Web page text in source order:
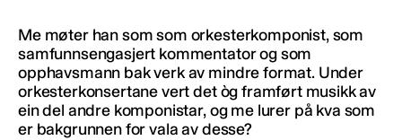
Me møter han som som orkesterkomponist, som
samfunnsengasjert kommentator og som
opphavsmann bak verk av mindre format. Under
orkesterkonsertane vert det òg framført musikk av
ein del andre komponistar, og me lurer på kva som
er bakgrunnen for vala av desse?